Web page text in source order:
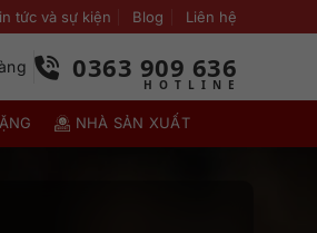
tức và sự kiện Blog Liên hệ
0363 909 636
NHÀ SẢN XUẤT